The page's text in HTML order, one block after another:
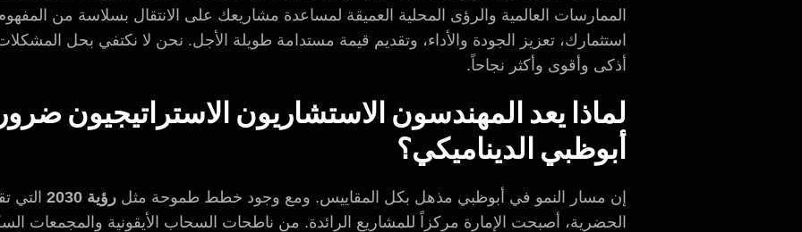
الممارسات العالمية والرؤى المحلية العميقة لمساعدة مشاريعك على الانتقال بسلاسة من
استثمارك، تعزيز الجودة والأداء، وتقديم قيمة مستدامة طويلة الأجل. نحن لا نكتفي بحل
أذكى وأقوى وأكثر نجاحاً.
لماذا يعد المهندسون الاستشاريون الاستراتيجيون
أبوظبي الديناميكي؟
إن مسار النمو في أبوظبي مذهل بكل المقاييس. ومع وجود خطط طموحة مثلرؤية 2030
التي
الحضرية، أصبحت الإمارة مركزاً للمشاريع الرائدة. من ناطحات السحاب الأيقونية والمجمعات